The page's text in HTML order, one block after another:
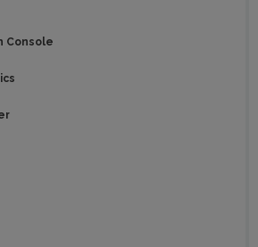
Console